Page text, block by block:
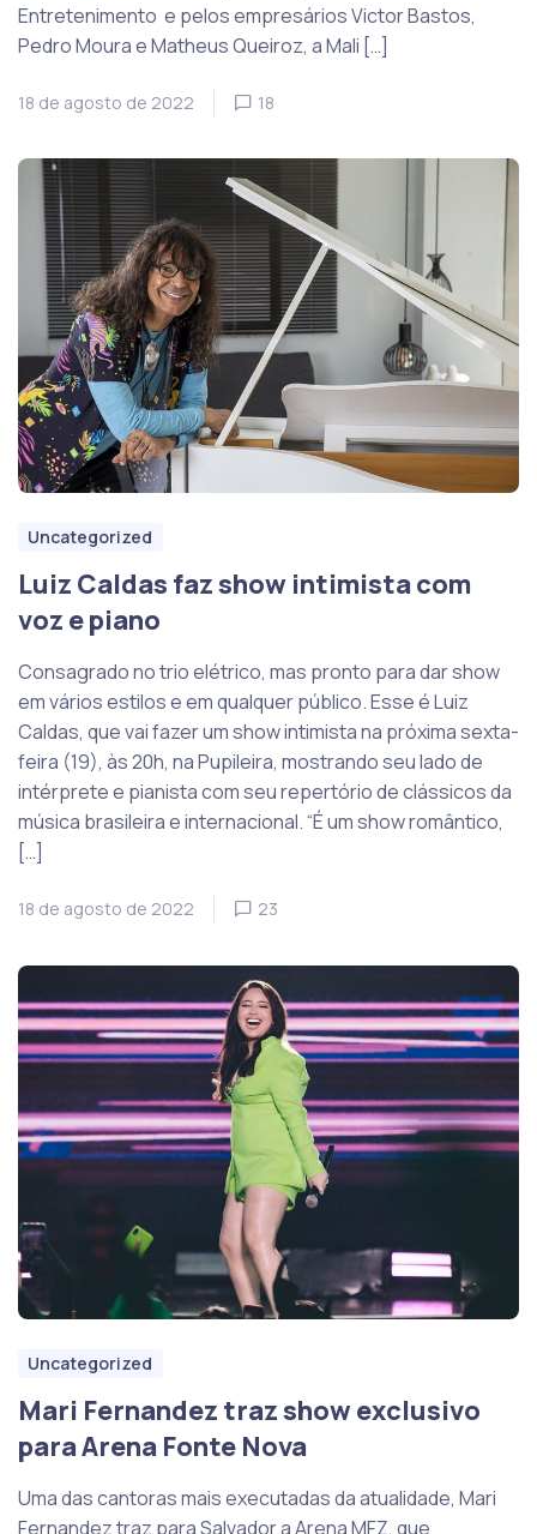
Entretenimento e pelos empresários Victor Bastos,
Pedro Moura e Matheus Queiroz, a Mali […]
18 de agosto de 2022 18
Uncategorized
Luiz Caldas faz show intimista com
voz e piano
Consagrado no trio elétrico, mas pronto para dar show
em vários estilos e em qualquer público. Esse é Luiz
Caldas, que vai fazer um show intimista na próxima sexta-
feira (19), às 20h, na Pupileira, mostrando seu lado de
intérprete e pianista com seu repertório de clássicos da
música brasileira e internacional. “É um show romântico,
[…]
18 de agosto de 2022 23
Uncategorized
Mari Fernandez traz show exclusivo
para Arena Fonte Nova
Uma das cantoras mais executadas da atualidade, Mari
Fernandez traz para Salvador a Arena MFZ, que